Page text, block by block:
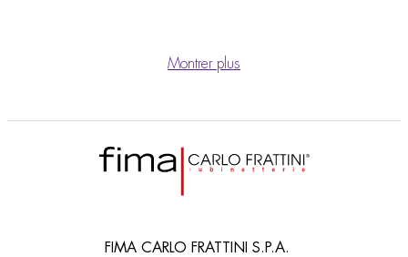
Montrer plus
FIMA CARLO FRATTINI S.P.A.